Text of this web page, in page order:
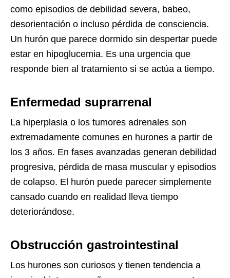
como episodios de debilidad severa, babeo,
desorientación o incluso pérdida de consciencia.
Un hurón que parece dormido sin despertar puede
estar en hipoglucemia. Es una urgencia que
responde bien al tratamiento si se actúa a tiempo.
Enfermedad suprarrenal
La hiperplasia o los tumores adrenales son
extremadamente comunes en hurones a partir de
los 3 años. En fases avanzadas generan debilidad
progresiva, pérdida de masa muscular y episodios
de colapso. El hurón puede parecer simplemente
cansado cuando en realidad lleva tiempo
deteriorándose.
Obstrucción gastrointestinal
Los hurones son curiosos y tienen tendencia a